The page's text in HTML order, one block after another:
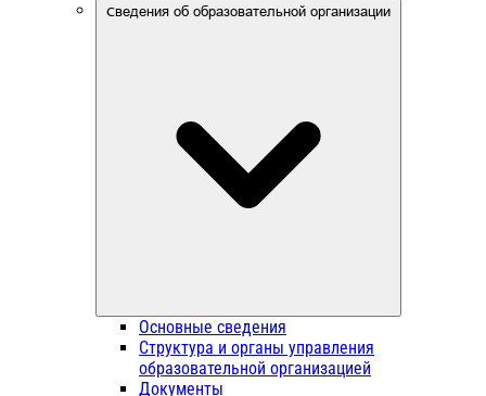
Сведения об образовательной организации
Основные сведения
Структура и органы управления
образовательной организацией
Документы